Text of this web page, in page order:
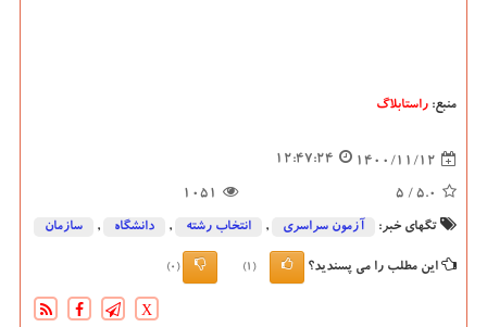
منبع: راستابلاگ
1400/11/12
12:47:24
5.0
/ 5
1051
تگهای خبر: آزمون سراسری , انتخاب رشته , دانشگاه‌ , سازمان
این مطلب را می پسندید؟ (1)
(0)
X